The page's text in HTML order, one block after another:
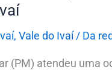
, Vale do Ivaí/ Da
(PM) atendeu uma